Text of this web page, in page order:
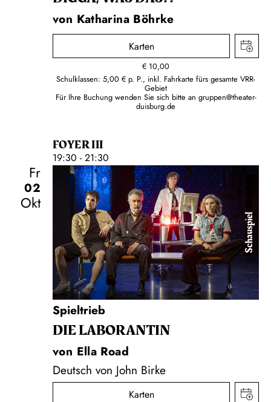
von Katharina Böhrke
Karten
€ 10,00
Schulklassen: 5,00 € p. P., inkl. Fahrkarte fürs gesamte VRR-
Gebiet
Für Ihre Buchung wenden Sie sich bitte an gruppen@theater-
duisburg.de
FOYER III
19:30 - 21:30
Fr
02
Okt
Schauspiel
Spieltrieb
DIE LA­BO­RAN­TIN
von Ella Road
Deutsch von John Birke
Karten